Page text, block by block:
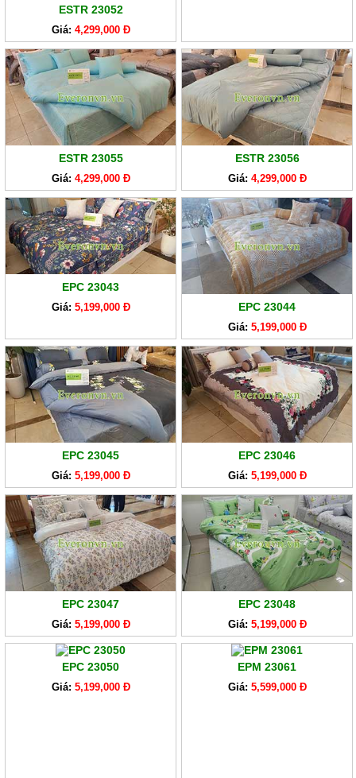
ESTR 23052
Giá: 4,299,000 Đ
ESTR 23055
Giá: 4,299,000 Đ
ESTR 23056
Giá: 4,299,000 Đ
EPC 23043
Giá: 5,199,000 Đ EPC 23044
Giá: 5,199,000 Đ
EPC 23045
Giá: 5,199,000 Đ
EPC 23046
Giá: 5,199,000 Đ
EPC 23047
Giá: 5,199,000 Đ
EPC 23048
Giá: 5,199,000 Đ
EPC 23050
Giá: 5,199,000 Đ
EPM 23061
Giá: 5,599,000 Đ